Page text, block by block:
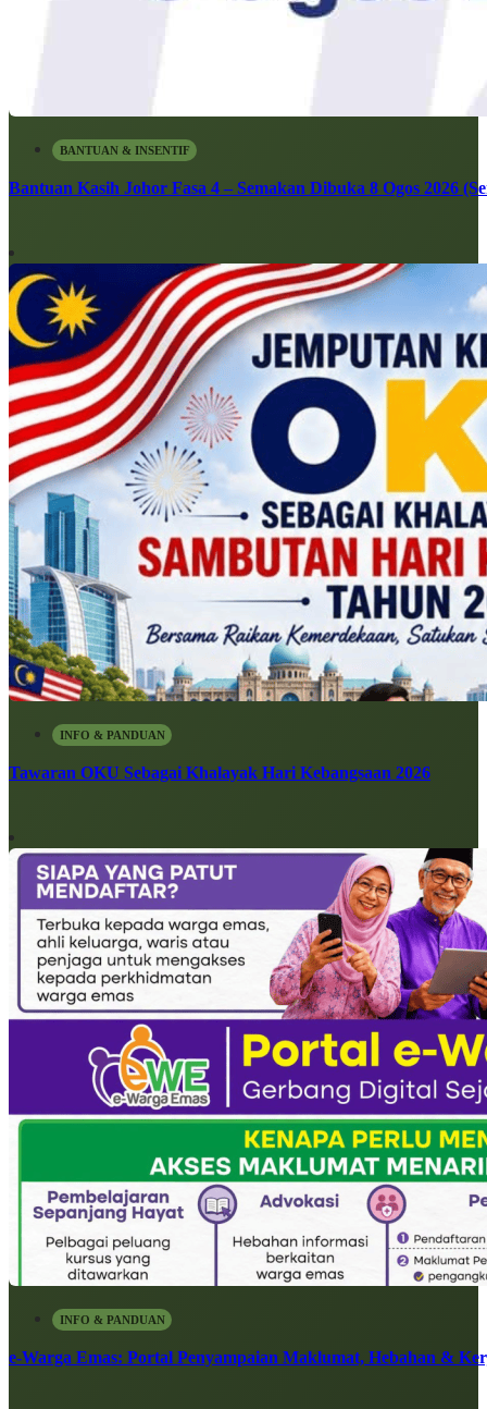
BANTUAN & INSENTIF
Bantuan Kasih Johor Fasa 4 – Semakan Dibuka 8 Ogos 2026
INFO & PANDUAN
Tawaran OKU Sebagai Khalayak Hari Kebangsaan 2026
INFO & PANDUAN
e-Warga Emas: Portal Penyampaian Maklumat, Hebahan &